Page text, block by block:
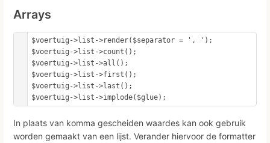
Arrays
$voertuig->list->render($separator = ', ');
$voertuig->list->count();
$voertuig->list->all();
$voertuig->list->first();
$voertuig->list->last();
$voertuig->list->implode($glue);
In plaats van komma gescheiden waardes kan ook gebruik
worden gemaakt van een lijst. Verander hiervoor de formatter